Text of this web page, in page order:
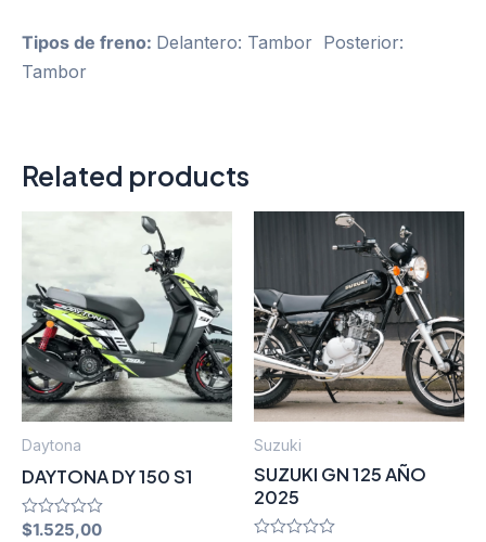
Tipos de freno: Delantero: Tambor Posterior:
Tambor
Related products
Daytona
DAYTONA DY 150 S1
Rated
$1.525,00
Suzuki
SUZUKI GN 125 AÑO
2025